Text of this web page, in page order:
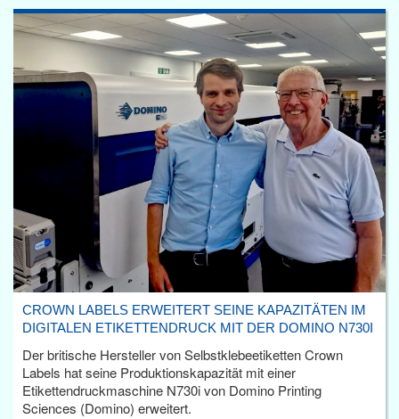
CROWN LABELS ERWEITERT SEINE KAPAZITÄTEN IM
DIGITALEN ETIKETTENDRUCK MIT DER DOMINO N730I
Der britische Hersteller von Selbstklebeetiketten Crown
Labels hat seine Produktionskapazität mit einer
Etikettendruckmaschine N730i von Domino Printing
Sciences (Domino) erweitert.